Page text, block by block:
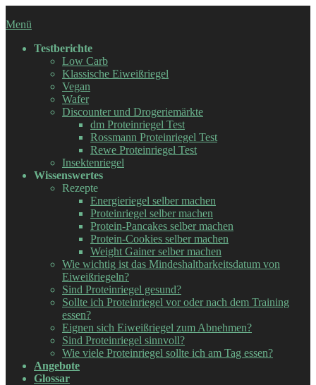
Inhalt
Menü
Testberichte
Low Carb
Klassische Eiweißriegel
Vegan
Wafer
Discounter und Drogeriemärkte
dm Proteinriegel Test
Rossmann Proteinriegel Test
Rewe Proteinriegel Test
Insektenriegel
Wissenswertes
Rezepte
Energieriegel selber machen
Proteinriegel selber machen
Protein-Pancakes selber machen
Protein-Cookies selber machen
Weight Gainer selber machen
Wie wichtig ist das Mindeshaltbarkeitsdatum von
Eiweißriegeln?
Sind Proteinriegel gesund?
Sollte ich Proteinriegel vor oder nach dem Training
essen?
Eignen sich Eiweißriegel zum Abnehmen?
Sind Proteinriegel sinnvoll?
Wie viele Proteinriegel sollte ich am Tag essen?
Angebote
Glossar